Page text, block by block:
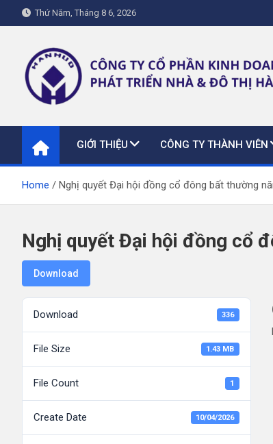
to
Thứ Năm, Tháng 8 6, 2026
hanhud.vn
GIỚI THIỆU CÔNG TY THÀNH VIÊN
Home Nghị quyết Đại hội đồng cổ đông bất thường
Nghị quyết Đại hội đồng cổ
Download
Download 336
File Size 1.43 MB
File Count 1
Create Date 10/04/2026